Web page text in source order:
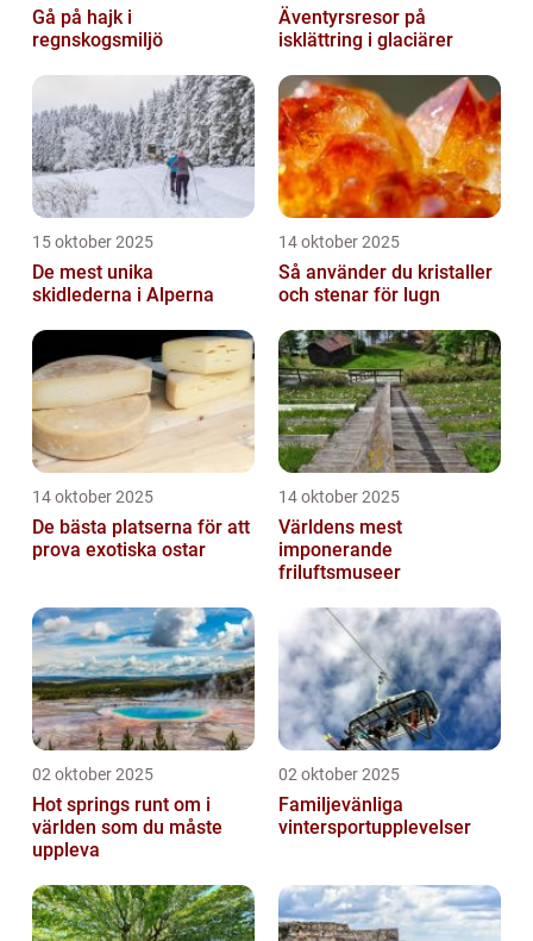
Gå på hajk i
regnskogsmiljö
Äventyrsresor på
isklättring i glaciärer
15 oktober 2025
De mest unika
skidlederna i Alperna
14 oktober 2025
Så använder du kristaller
och stenar för lugn
14 oktober 2025
De bästa platserna för att
prova exotiska ostar
14 oktober 2025
Världens mest
imponerande
friluftsmuseer
02 oktober 2025
Hot springs runt om i
världen som du måste
uppleva
02 oktober 2025
Familjevänliga
vintersportupplevelser